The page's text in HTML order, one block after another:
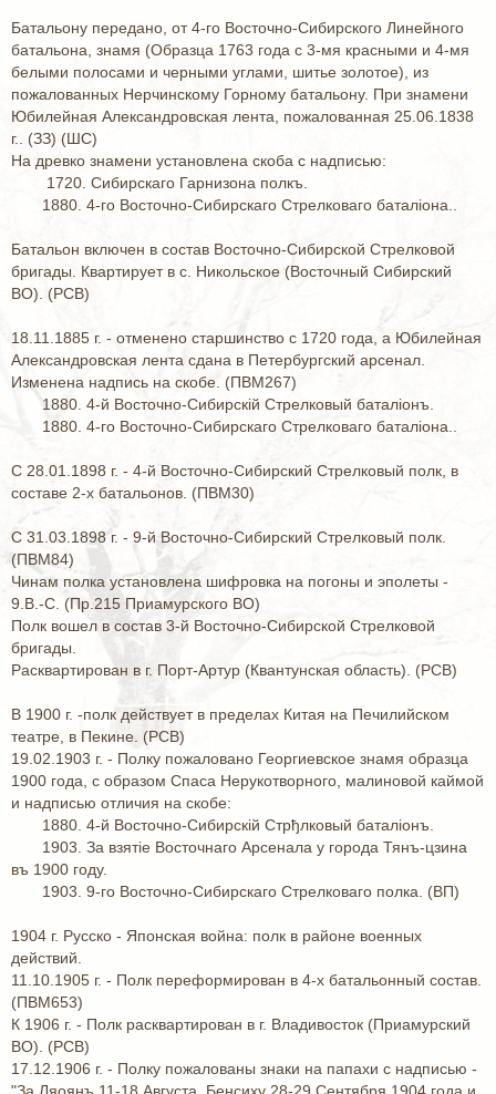
Батальону передано, от 4-го Восточно-Сибирского Линейного
батальона, знамя (Образца 1763 года с 3-мя красными и 4-мя
белыми полосами и черными углами, шитье золотое), из
пожалованных Нерчинскому Горному батальону. При знамени
Юбилейная Александровская лента, пожалованная 25.06.1838
г.. (ЗЗ) (ШС)
На древко знамени установлена скоба с надписью:
1720. Сибирскаго Гарнизона полкъ.
1880. 4-го Восточно-Сибирскаго Стрелковаго баталiона..
Батальон включен в состав Восточно-Сибирской Стрелковой
бригады. Квартирует в с. Никольское (Восточный Сибирский
ВО). (РСВ)
18.11.1885 г. - отменено старшинство с 1720 года, а Юбилейная
Александровская лента сдана в Петербургский арсенал.
Изменена надпись на скобе. (ПВМ267)
1880. 4-й Восточно-Сибирскiй Стрелковый баталiонъ.
1880. 4-го Восточно-Сибирскаго Стрелковаго баталiона..
С 28.01.1898 г. - 4-й Восточно-Сибирский Стрелковый полк, в
составе 2-х батальонов. (ПВМ30)
С 31.03.1898 г. - 9-й Восточно-Сибирский Стрелковый полк.
(ПВМ84)
Чинам полка установлена шифровка на погоны и эполеты -
9.В.-С. (Пр.215 Приамурского ВО)
Полк вошел в состав 3-й Восточно-Сибирской Стрелковой
бригады.
Расквартирован в г. Порт-Артур (Квантунская область). (РСВ)
В 1900 г. -полк действует в пределах Китая на Печилийском
театре, в Пекине. (РСВ)
19.02.1903 г. - Полку пожаловано Георгиевское знамя образца
1900 года, с образом Спаса Нерукотворного, малиновой каймой
и надписью отличия на скобе:
1880. 4-й Восточно-Сибирскiй Стрђлковый баталiонъ.
1903. За взятiе Восточнаго Арсенала у города Тянъ-цзина
въ 1900 году.
1903. 9-го Восточно-Сибирскаго Стрелковаго полка. (ВП)
1904 г. Русско - Японская война: полк в районе военных
действий.
11.10.1905 г. - Полк переформирован в 4-х батальонный состав.
(ПВМ653)
К 1906 г. - Полк расквартирован в г. Владивосток (Приамурский
ВО). (РСВ)
17.12.1906 г. - Полку пожалованы знаки на папахи с надписью -